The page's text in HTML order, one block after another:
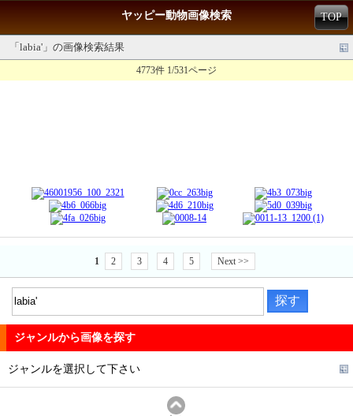
TOP
ヤッピー動物画像検索
「labia'」の画像検索結果
4773件 1/531ページ
1 2 3 4 5 Next >>
ジャンルから画像を探す
ジャンルを選択して下さい